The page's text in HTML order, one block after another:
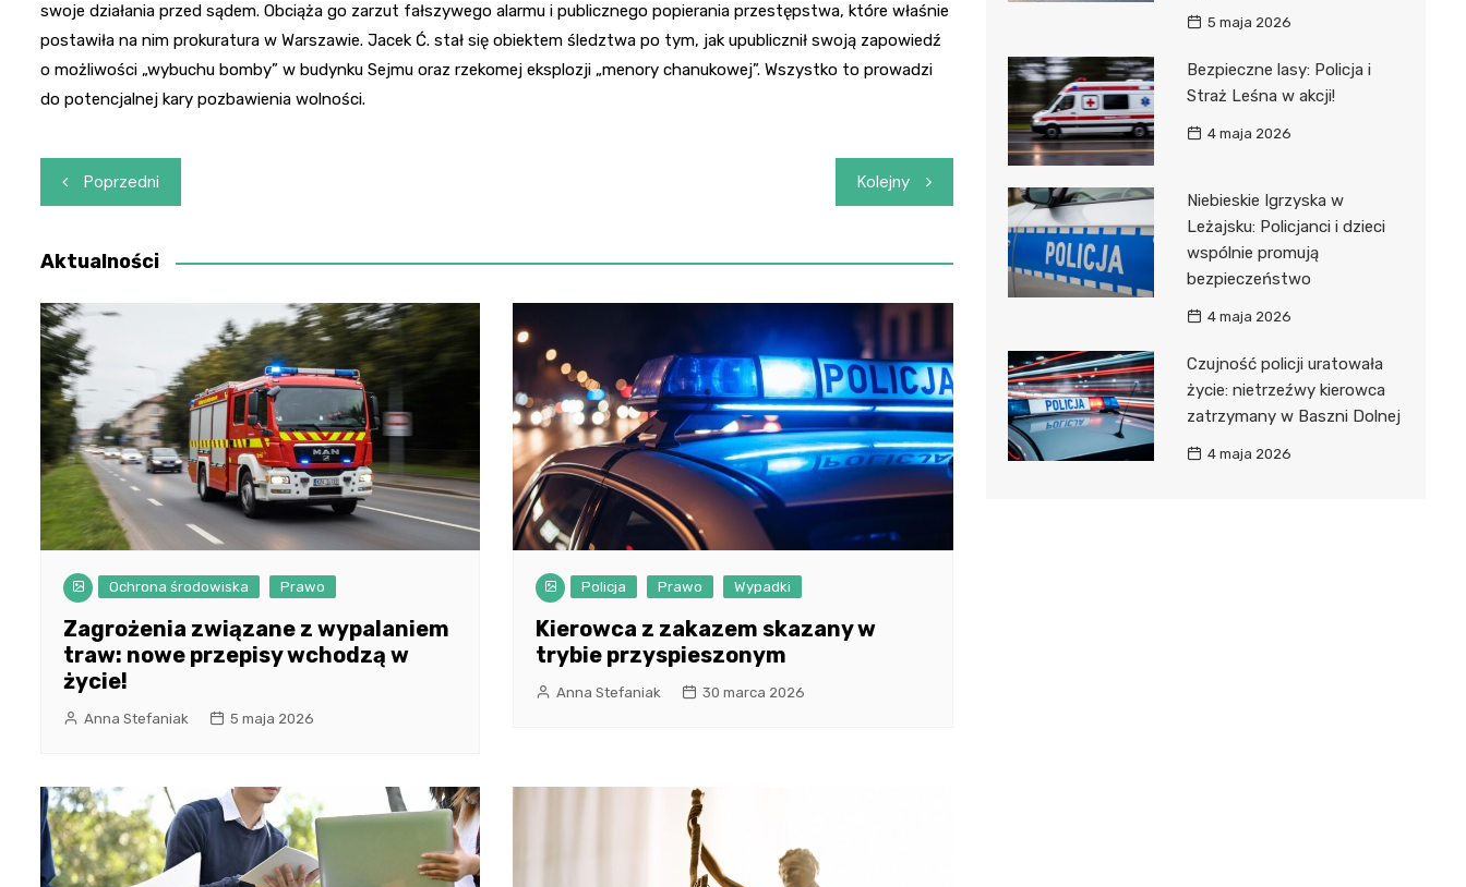
swoje działania przed sądem. Obciąża go zarzut fałszywego alarmu i publicznego popierania przestępstwa, które właśnie
postawiła na nim prokuratura w Warszawie. Jacek Ć. stał się obiektem śledztwa po tym, jak upublicznił swoją zapowiedź
o możliwości „wybuchu bomby” w budynku Sejmu oraz rzekomej eksplozji „menory chanukowej”. Wszystko to prowadzi
do potencjalnej kary pozbawienia wolności.
Nawigacja
wpisu
Poprzedni Kolejny
Aktualności
Ochrona środowiska Prawo
Zagrożenia związane z wypalaniem
traw: nowe przepisy wchodzą w
życie!
Anna Stefaniak 5 maja 2026
Policja Prawo Wypadki
Kierowca z zakazem skazany w
trybie przyspieszonym
Anna Stefaniak 30 marca 2026
5 maja 2026
Bezpieczne lasy: Policja i
Straż Leśna w akcji!
4 maja 2026
Niebieskie Igrzyska w
Leżajsku: Policjanci i dzieci
wspólnie promują
bezpieczeństwo
4 maja 2026
Czujność policji uratowała
życie: nietrzeźwy kierowca
zatrzymany w Baszni Dolnej
4 maja 2026